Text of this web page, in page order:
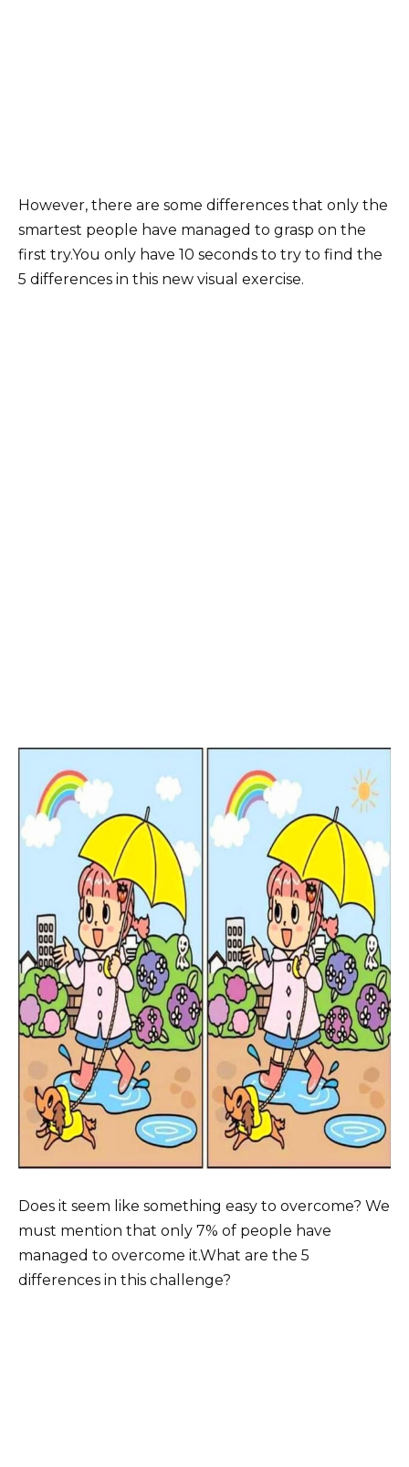
However, there are some differences that only the
smartest people have managed to grasp on the
first try.You only have 10 seconds to try to find the
5 differences in this new visual exercise.
Does it seem like something easy to overcome? We
must mention that only 7% of people have
managed to overcome it.What are the 5
differences in this challenge?